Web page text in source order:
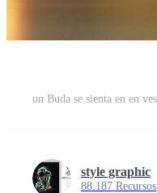
style graphic
88.187 Recursos